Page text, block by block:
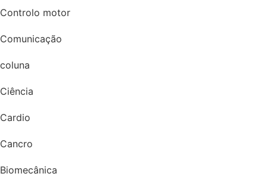
Controlo motor
Comunicação
coluna
Ciência
Cardio
Cancro
Biomecânica